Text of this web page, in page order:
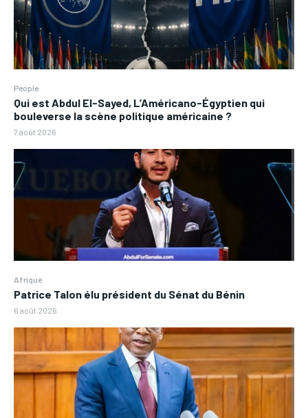
People
Qui est Abdul El-Sayed, L’Américano-Égyptien qui
bouleverse la scène politique américaine ?
7 août 2026
Afrique
Patrice Talon élu président du Sénat du Bénin
6 août 2026